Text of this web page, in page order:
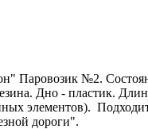
Паровозик №2.
Дно - пластик.
элементов).
дороги".